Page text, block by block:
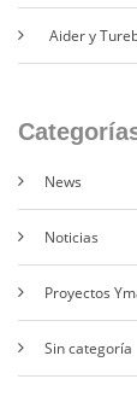
Aider y
News
Noticias
Proyectos
Sin categoría